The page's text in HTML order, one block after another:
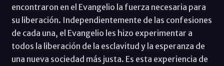
encontraron en el Evangelio la fuerza necesaria para
su liberación. Independientemente de las confesiones
de cada una, el Evangelio les hizo experimentar a
todos la liberación de la esclavitud y la esperanza de
una nueva sociedad más justa. Es esta experiencia de